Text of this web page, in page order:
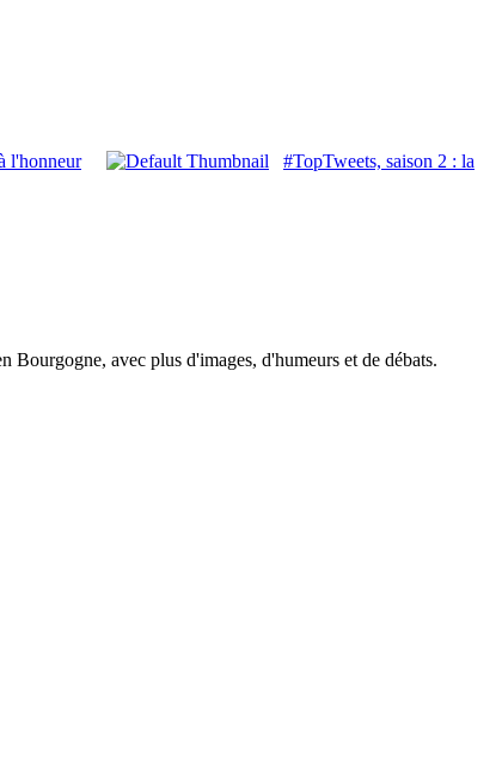
l'honneur
#TopTweets, saison 2 : la
avec plus d'images, d'humeurs et de débats.